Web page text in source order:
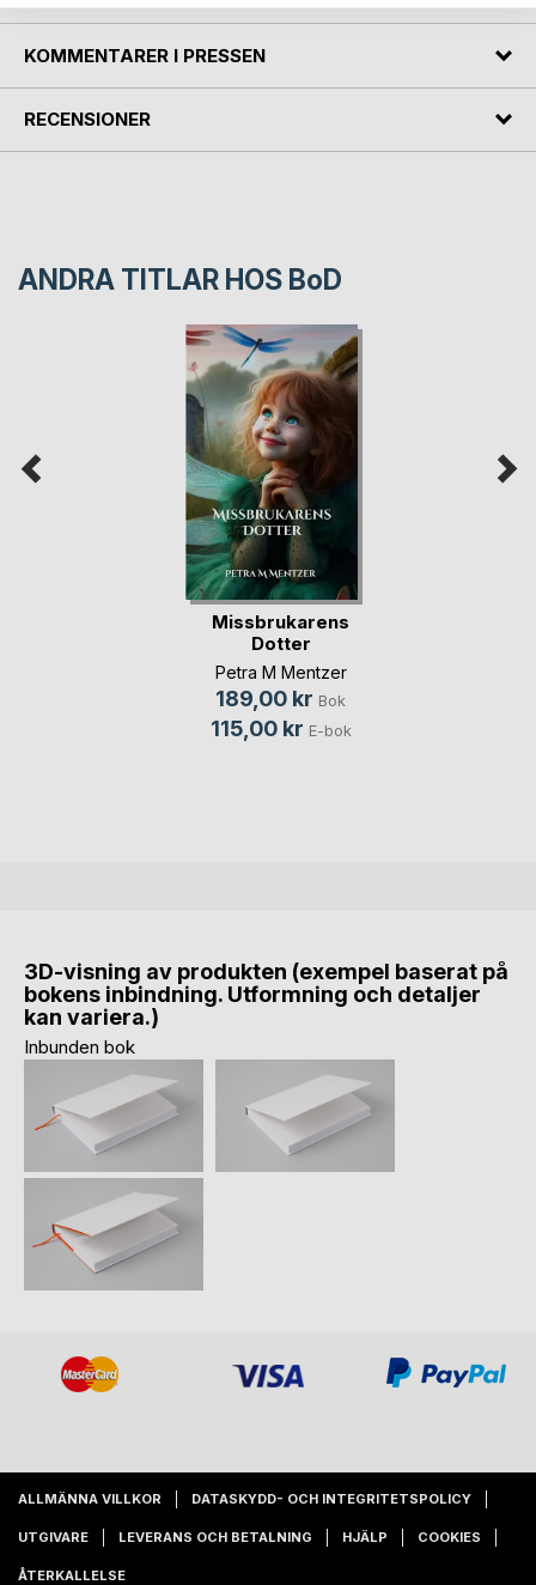
KOMMENTARER I PRESSEN
RECENSIONER
ANDRA TITLAR HOS BoD
Missbrukarens
Dotter
Petra M Mentzer
189,00 kr Bok
115,00 kr E-bok
3D-visning av produkten (exempel baserat på
bokens inbindning. Utformning och detaljer
kan variera.)
Inbunden bok
ALLMÄNNA VILLKOR DATASKYDD- OCH INTEGRITETSPOLICY
UTGIVARE LEVERANS OCH BETALNING HJÄLP COOKIES
ÅTERKALLELSE